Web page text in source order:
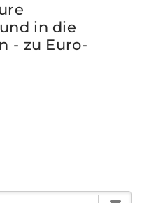
in die
- zu Euro-